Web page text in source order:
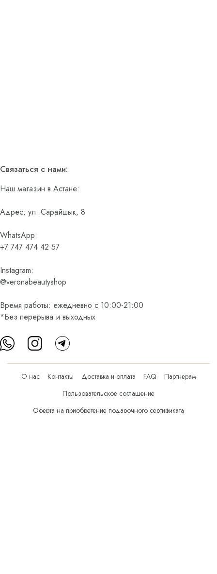
Связаться с нами:
Наш магазин в Астане:
Адрес: ул. Сарайшык, 8
WhatsApp:
+7 747 474 42 57
Instagram:
@veronabeautyshop
Время работы: ежедневно с 10:00-21:00
*Без перерыва и выходных
О нас Контакты Доставка и оплата FAQ
Партнерам
Пользовательское соглашение
Оферта на приобретение подарочного сертификата